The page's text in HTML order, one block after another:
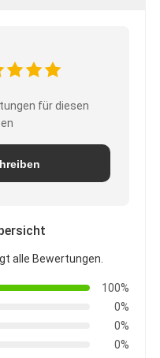
für diesen
alle Bewertungen.
100%
0%
0%
0%